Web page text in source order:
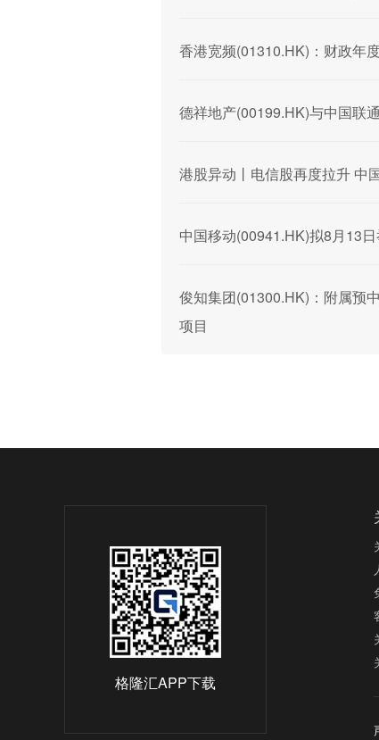
香港宽频(01310.HK)：财政年
德祥地产(00199.HK)与中国联
港股异动丨电信股再度拉升 中
中国移动(00941.HK)拟8月13
俊知集团(01300.HK)：附属预
项目
格隆汇APP下载